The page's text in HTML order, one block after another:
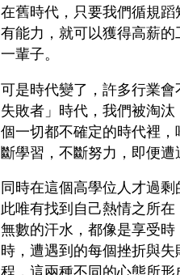
在舊時代，只要我們循規
有能力，就可以獲得高薪
一輩子。
可是時代變了，許多行業
失敗者」時代，我們被淘
個一切都不確定的時代裡
斷學習，不斷努力，即便
同時在這個高學位人才過
此唯有找到自己熱情之所
無數的汗水，都像是享受
時，遭遇到的每個挫折與
程，這兩種不同的心態所